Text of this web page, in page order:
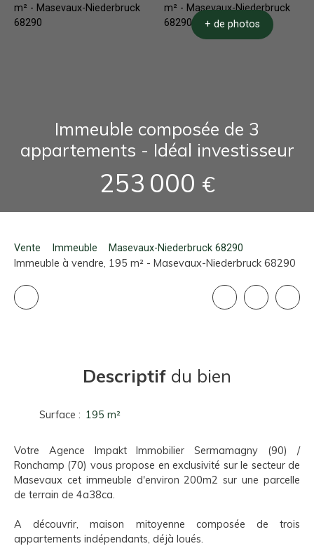
+ de photos
Immeuble composée de 3
appartements - Idéal investisseur
253 000 €
Vente Immeuble Masevaux-Niederbruck 68290
Immeuble à vendre, 195 m² - Masevaux-Niederbruck 68290
Descriptif du bien
Surface : 195 m²
Votre Agence Impakt Immobilier Sermamagny (90) /
Ronchamp (70) vous propose en exclusivité sur le secteur de
Masevaux cet immeuble d'environ 200m2 sur une parcelle
de terrain de 4a38ca.
A découvrir, maison mitoyenne composée de trois
appartements indépendants, déjà loués.